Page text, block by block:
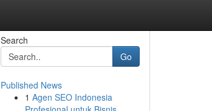
Search
Go
Published News
1 Agen SEO Indonesia